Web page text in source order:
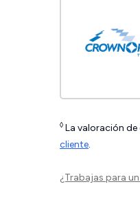
◊ La valoración de
cliente.
¿Trabajas para